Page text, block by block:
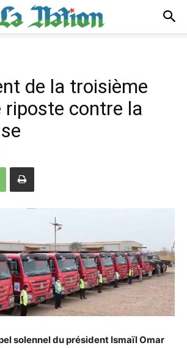
de la troisième
riposte contre la
solennel du président Ismaïl Omar